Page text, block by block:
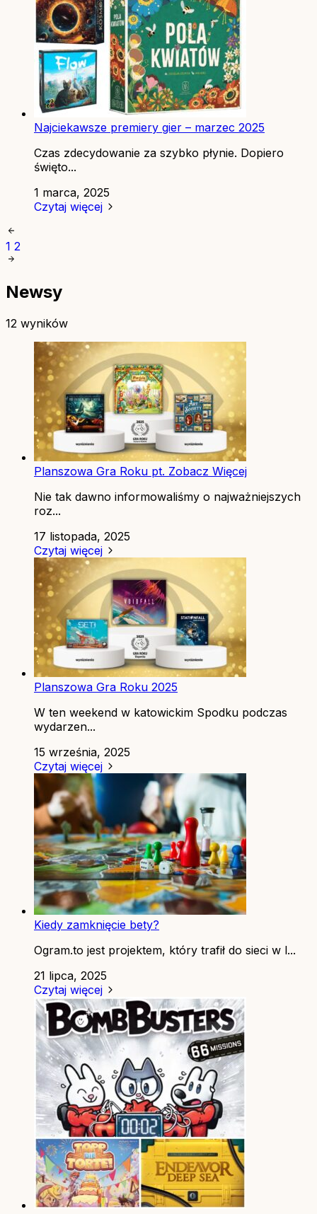
Najciekawsze premiery gier – marzec 2025
Czas zdecydowanie za szybko płynie. Dopiero
święto...
1 marca, 2025
Czytaj więcej
1 2
Newsy
12 wyników
Planszowa Gra Roku pt. Zobacz Więcej
Nie tak dawno informowaliśmy o najważniejszych
roz...
17 listopada, 2025
Czytaj więcej
Planszowa Gra Roku 2025
W ten weekend w katowickim Spodku podczas
wydarzen...
15 września, 2025
Czytaj więcej
Kiedy zamknięcie bety?
Ogram.to jest projektem, który trafił do sieci w l...
21 lipca, 2025
Czytaj więcej